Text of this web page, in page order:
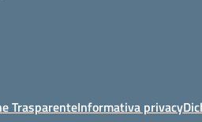
TrasparenteInformativa privacy